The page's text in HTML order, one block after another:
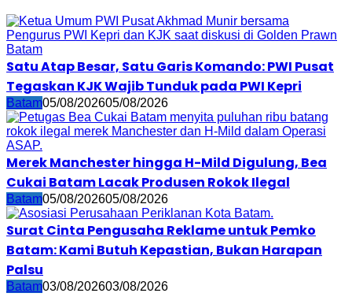
Satu Atap Besar, Satu Garis Komando: PWI Pusat
Tegaskan KJK Wajib Tunduk pada PWI Kepri
Batam05/08/202605/08/2026
Merek Manchester hingga H-Mild Digulung, Bea
Cukai Batam Lacak Produsen Rokok Ilegal
Batam05/08/202605/08/2026
Surat Cinta Pengusaha Reklame untuk Pemko
Batam: Kami Butuh Kepastian, Bukan Harapan
Palsu
Batam03/08/202603/08/2026